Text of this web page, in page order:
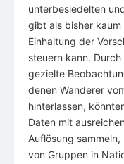
unterbesiedelten
gibt als bisher
Einhaltung der
steuern kann.
gezielte
denen Wanderer
hinterlassen,
Daten mit
Auflösung
von Gruppen in